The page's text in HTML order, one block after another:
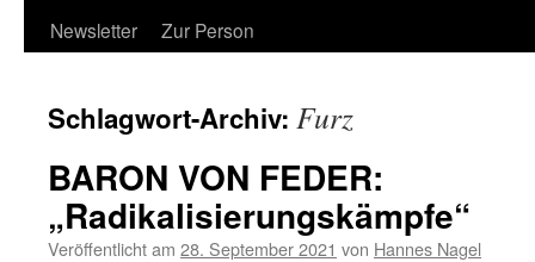
Newsletter
Zur Person
Schlagwort-Archiv: Furz
BARON VON FEDER:
„Radikalisierungskämpfe“
Veröffentlicht am 28. September 2021 von Hannes Nagel